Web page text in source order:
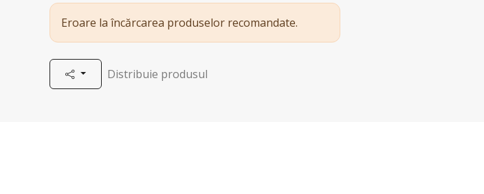
Eroare la încărcarea produselor recomandate.
Distribuie produsul